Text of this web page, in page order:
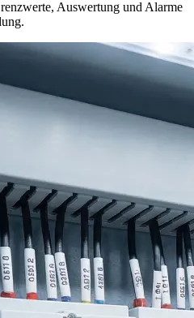
Auswertung und Alarme